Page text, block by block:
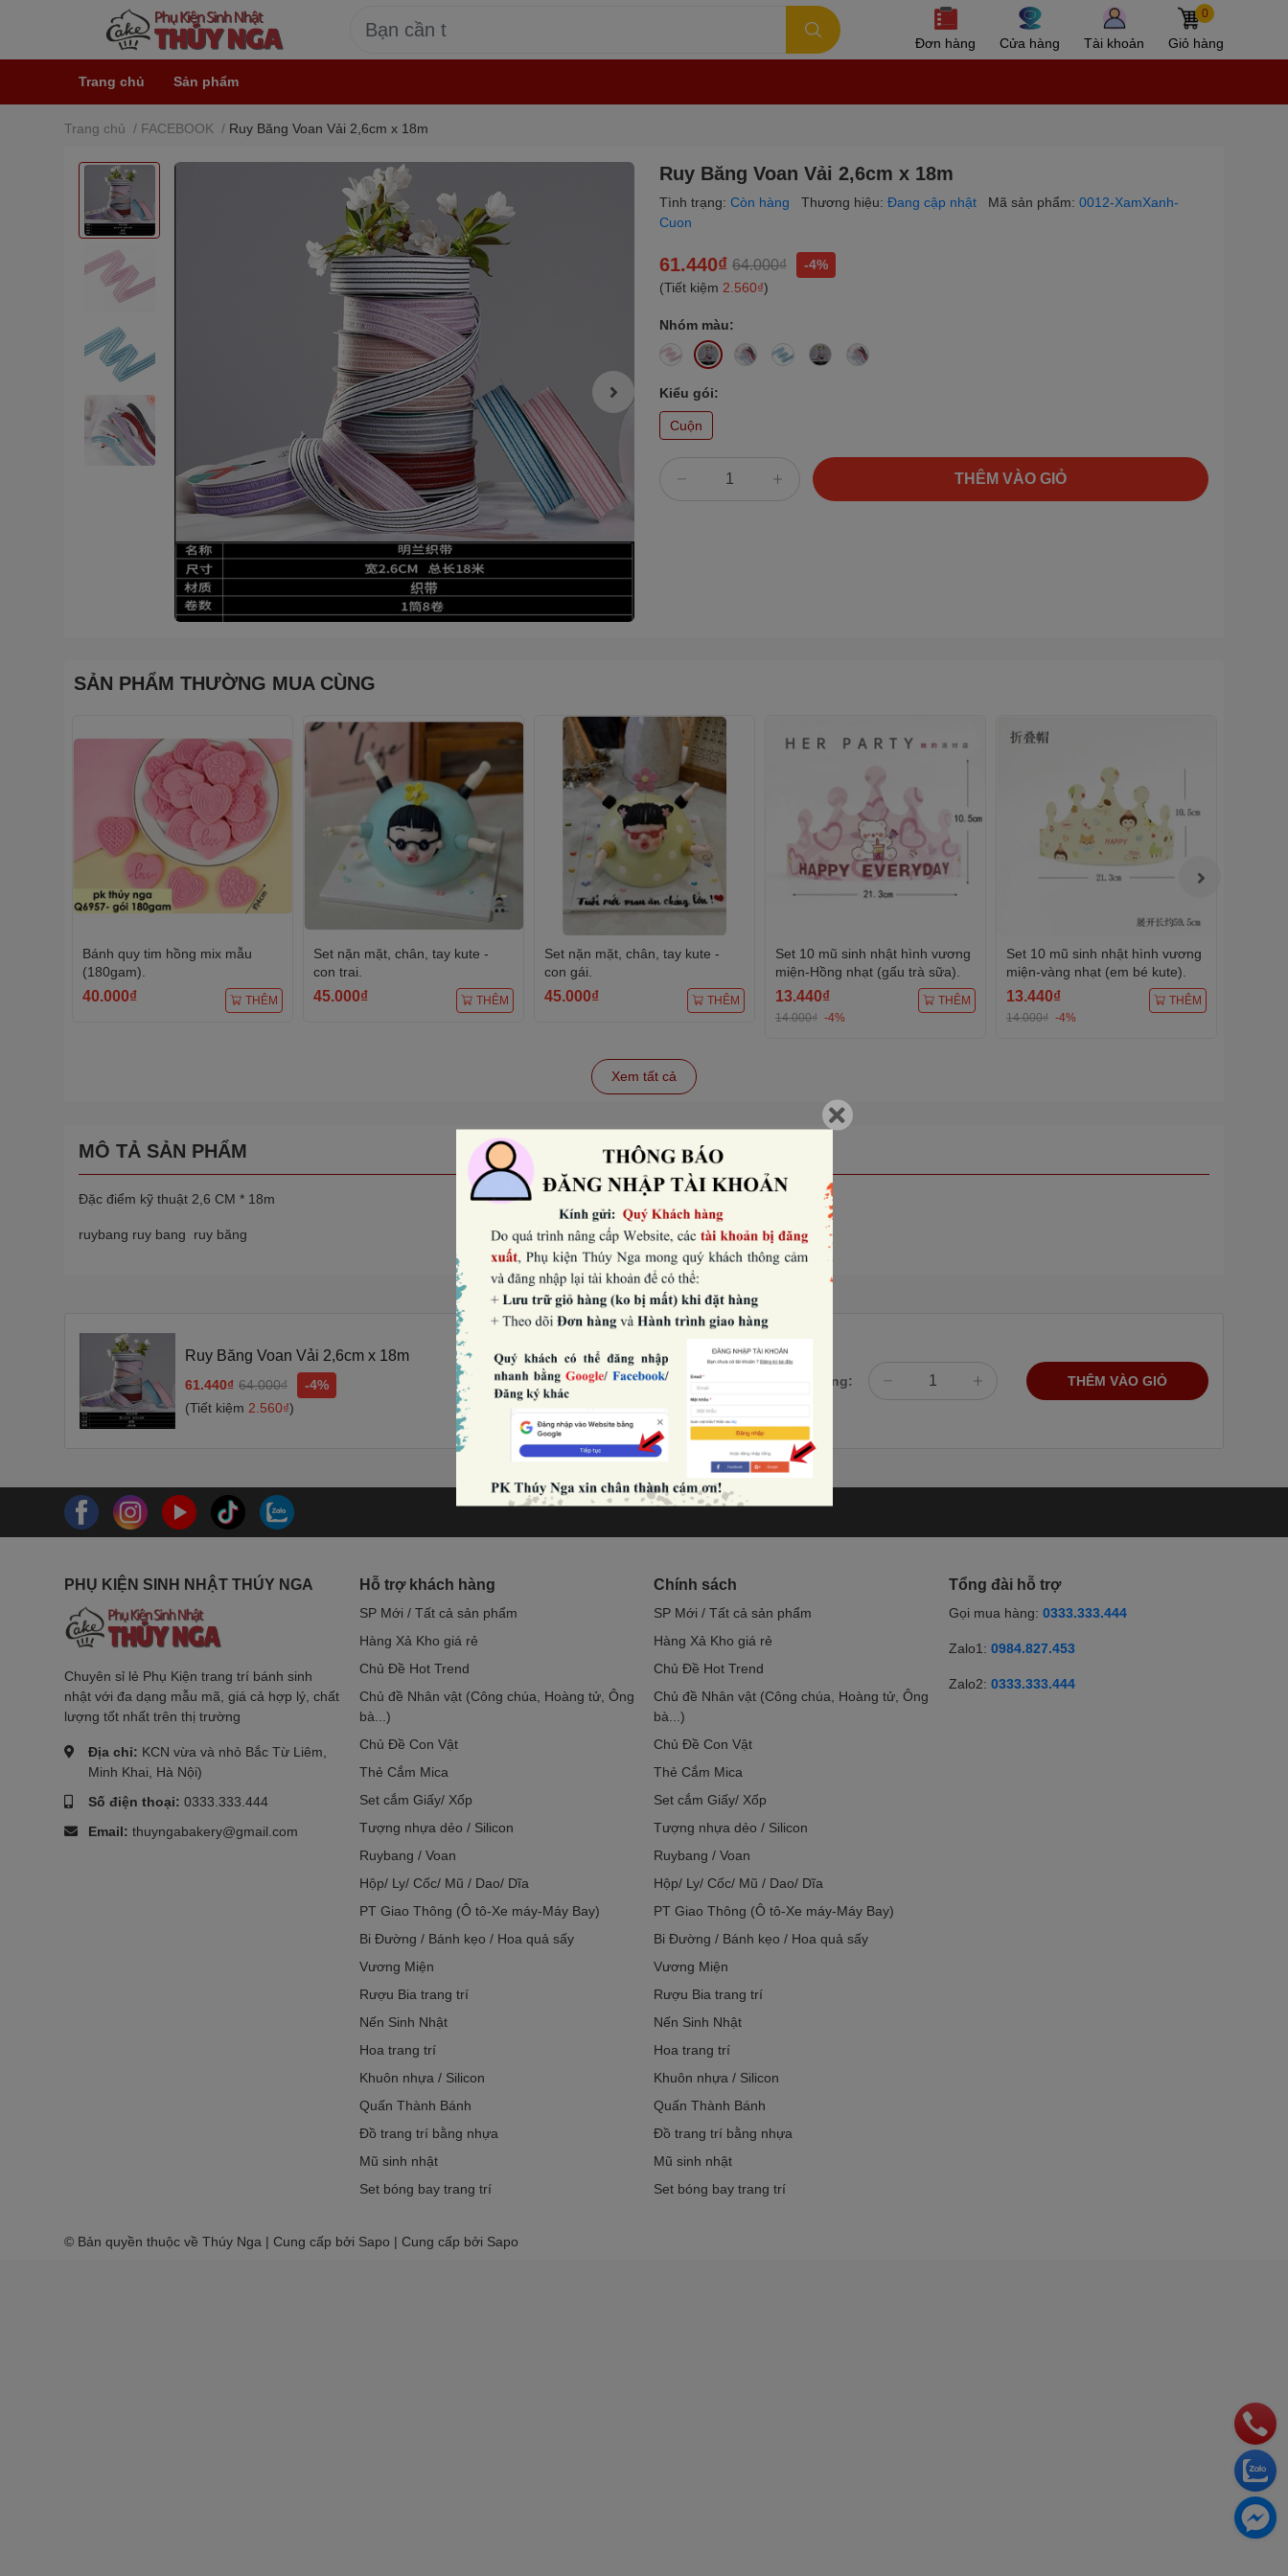
Đơn hàng Cửa hàng Tài khoản
0
Giỏ hàng
Trang chủ Sản phẩm
Trang chủ / FACEBOOK / Ruy Băng Voan Vải 2,6cm x 18m
Ruy Băng Voan Vải 2,6cm x 18m
Tình trạng: Còn hàng Thương hiệu: Đang cập nhật Mã sản phẩm: 0012-XamXanh-
Cuon
61.440₫ 64.000₫
-4%
(Tiết kiệm 2.560₫)
Nhóm màu:
Kiểu gói:
Cuộn
THÊM VÀO GIỎ
SẢN PHẨM THƯỜNG MUA CÙNG
Bánh quy tim hồng mix mẫu
(180gam).
40.000₫ THÊM
Set nặn mặt, chân, tay kute -
con trai.
45.000₫ THÊM
Set nặn mặt, chân, tay kute -
con gái.
45.000₫ THÊM
Set 10 mũ sinh nhật hình vương
miện-Hồng nhạt (gấu trà sữa).
13.440₫
14.000₫ -4%
THÊM
Set 10 mũ sinh nhật hình vương
miện-vàng nhạt (em bé kute).
13.440₫
14.000₫ -4%
THÊM
Xem tất cả
MÔ TẢ SẢN PHẨM
Đặc điểm kỹ thuật 2,6 CM * 18m
ruybang ruy bang ruy băng
Ruy Băng Voan Vải 2,6cm x 18m
61.440₫ 64.000₫
-4%
(Tiết kiệm 2.560₫)
Số lượng: THÊM VÀO GIỎ
PHỤ KIỆN SINH NHẬT THÚY NGA
Chuyên sỉ lẻ Phụ Kiện trang trí bánh sinh
nhật với đa dạng mẫu mã, giá cả hợp lý, chất
lượng tốt nhất trên thị trường
Địa chỉ: KCN vừa và nhỏ Bắc Từ Liêm,
Minh Khai, Hà Nội)
Số điện thoại: 0333.333.444
Email: thuyngabakery@gmail.com
Hỗ trợ khách hàng
SP Mới / Tất cả sản phẩm
Hàng Xả Kho giá rẻ
Chủ Đề Hot Trend
Chủ đề Nhân vật (Công chúa, Hoàng tử, Ông
bà...)
Chủ Đề Con Vật
Thẻ Cắm Mica
Set cắm Giấy/ Xốp
Tượng nhựa dẻo / Silicon
Ruybang / Voan
Hộp/ Ly/ Cốc/ Mũ / Dao/ Dĩa
PT Giao Thông (Ô tô-Xe máy-Máy Bay)
Bi Đường / Bánh kẹo / Hoa quả sấy
Vương Miện
Rượu Bia trang trí
Nến Sinh Nhật
Hoa trang trí
Khuôn nhựa / Silicon
Quấn Thành Bánh
Đồ trang trí bằng nhựa
Mũ sinh nhật
Set bóng bay trang trí
Chính sách
SP Mới / Tất cả sản phẩm
Hàng Xả Kho giá rẻ
Chủ Đề Hot Trend
Chủ đề Nhân vật (Công chúa, Hoàng tử, Ông
bà...)
Chủ Đề Con Vật
Thẻ Cắm Mica
Set cắm Giấy/ Xốp
Tượng nhựa dẻo / Silicon
Ruybang / Voan
Hộp/ Ly/ Cốc/ Mũ / Dao/ Dĩa
PT Giao Thông (Ô tô-Xe máy-Máy Bay)
Bi Đường / Bánh kẹo / Hoa quả sấy
Vương Miện
Rượu Bia trang trí
Nến Sinh Nhật
Hoa trang trí
Khuôn nhựa / Silicon
Quấn Thành Bánh
Đồ trang trí bằng nhựa
Mũ sinh nhật
Set bóng bay trang trí
Tổng đài hỗ trợ
Gọi mua hàng: 0333.333.444
Zalo1: 0984.827.453
Zalo2: 0333.333.444
© Bản quyền thuộc về Thúy Nga | Cung cấp bởi Sapo | Cung cấp bởi Sapo